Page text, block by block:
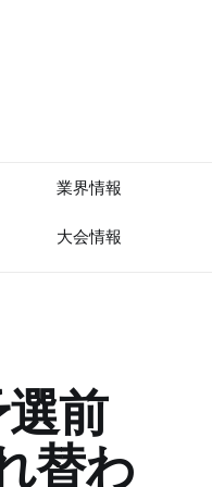
業界情報
大会情報
前
替わ